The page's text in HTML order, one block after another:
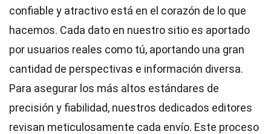
confiable y atractivo está en el corazón de lo que
hacemos. Cada dato en nuestro sitio es aportado
por usuarios reales como tú, aportando una gran
cantidad de perspectivas e información diversa.
Para asegurar los más altos estándares de
precisión y fiabilidad, nuestros dedicados editores
revisan meticulosamente cada envío. Este proceso